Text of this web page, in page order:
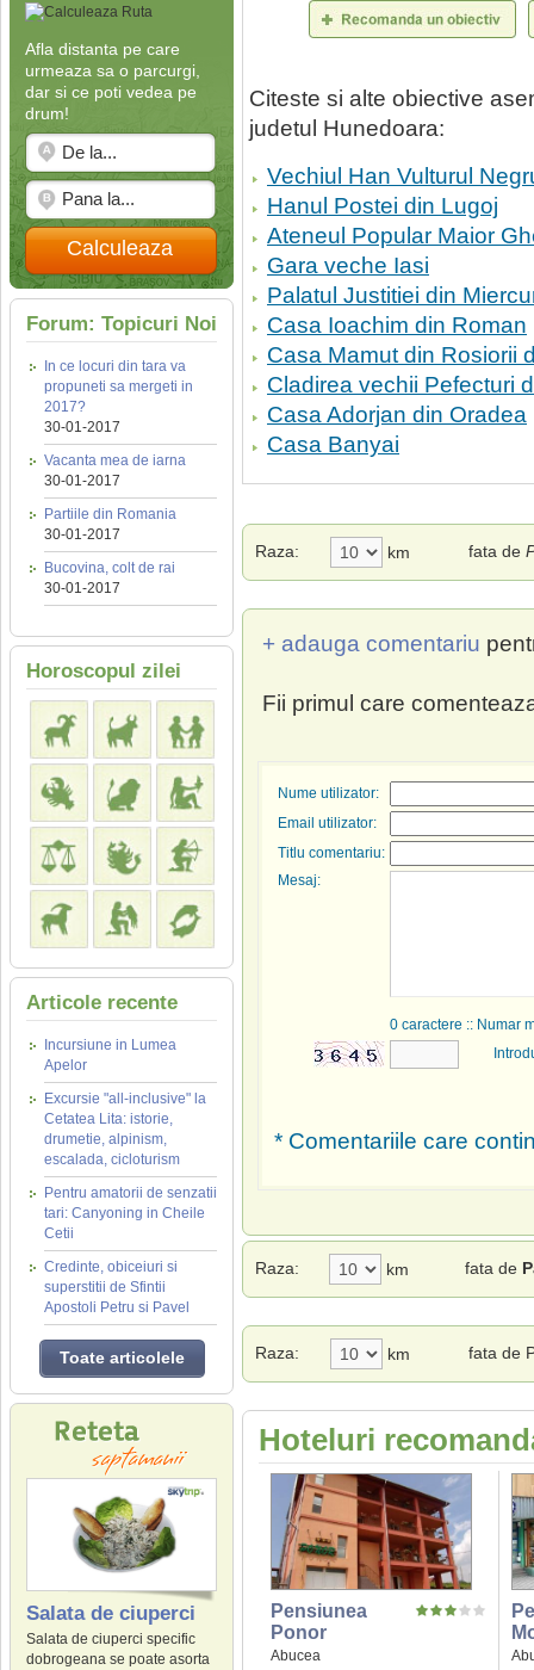
Afla distanta pe care
urmeaza sa o parcurgi,
dar si ce poti vedea pe
drum!
Calculeaza
Forum: Topicuri Noi
In ce locuri din tara va
propuneti sa mergeti in
2017?
30-01-2017
Vacanta mea de iarna
30-01-2017
Partiile din Romania
30-01-2017
Bucovina, colt de rai
30-01-2017
Horoscopul zilei
Articole recente
Incursiune in Lumea
Apelor
Excursie "all-inclusive" la
Cetatea Lita: istorie,
drumetie, alpinism,
escalada, cicloturism
Pentru amatorii de senzatii
tari: Canyoning in Cheile
Cetii
Credinte, obiceiuri si
superstitii de Sfintii
Apostoli Petru si Pavel
Toate articolele
Salata de ciuperci
Salata de ciuperci specific
dobrogeana se poate asorta
Citeste si alte obiective
judetul Hunedoara:
Vechiul Han Vulturul
Hanul Postei din Lugoj
Ateneul Popular Maior
Gara veche Iasi
Palatul Justitiei din
Casa Ioachim din Roman
Casa Mamut din Rosiorii
Cladirea vechii Pefecturi
Casa Adorjan din Oradea
Casa Banyai
Raza: km fata de
+ adauga comentariu
Fii primul care
Nume utilizator:
Email utilizator:
Titlu comentariu:
Mesaj:
0 caractere :: Numar
* Comentariile care
Raza: km fata de
Raza: km fata de
Hoteluri
Pensiunea
Ponor
Abucea